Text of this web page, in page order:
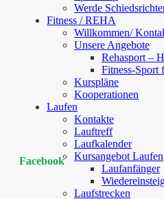
Werde
Fitness / REHA
Willkommen/
Unsere Angebote
Rehasport –
Fitness-Sport
Kurspläne
Kooperationen
Laufen
Kontakte
Lauftreff
Laufkalender
Kursangebot Laufen
Laufanfänger
Laufstrecken
Facebook